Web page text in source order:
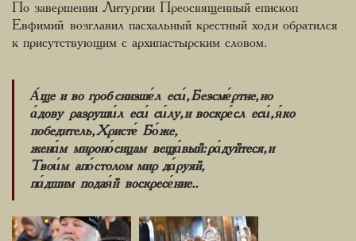
По завершении Литургии Преосвященный епископ
Евфимий возглавил пасхальный крестный ход и обратился
к присутствующим с архипастырским словом.
А́ще и во гроб снизше́л еси́, Безсме́ртне, но
а́дову разруши́л еси́ си́лу, и воскре́сл еси́, я́ко
победитель, Христе́ Бо́же,
жена́м мироно́сицам веща́вый: ра́дуйтеся, и
Твои́м апо́столом мир да́руяй,
па́дшим подая́й воскресе́ние..